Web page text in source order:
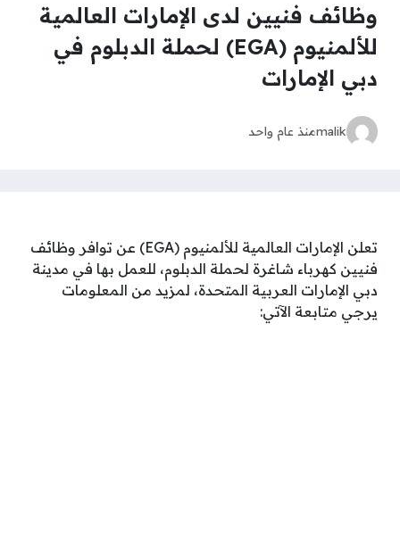
وظائف فنيين لدى الإمارات العالمية
للألمنيوم (EGA) لحملة الدبلوم في
دبي الإمارات
malikمنذ عام واحد
تعلن الإمارات العالمية للألمنيوم (EGA) عن توافر وظائف
فنيين كهرباء شاغرة لحملة الدبلوم، للعمل بها في مدينة
دبي الإمارات العربية المتحدة، لمزيد من المعلومات
يرجي متابعة الآتي: